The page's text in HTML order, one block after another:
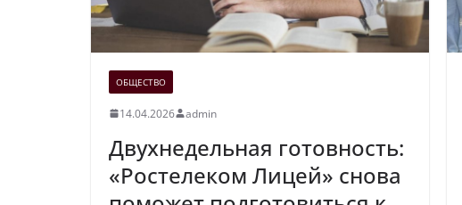
ОБЩЕСТВО
14.04.2026 admin
Двухнедельная готовность:
«Ростелеком Лицей» снова